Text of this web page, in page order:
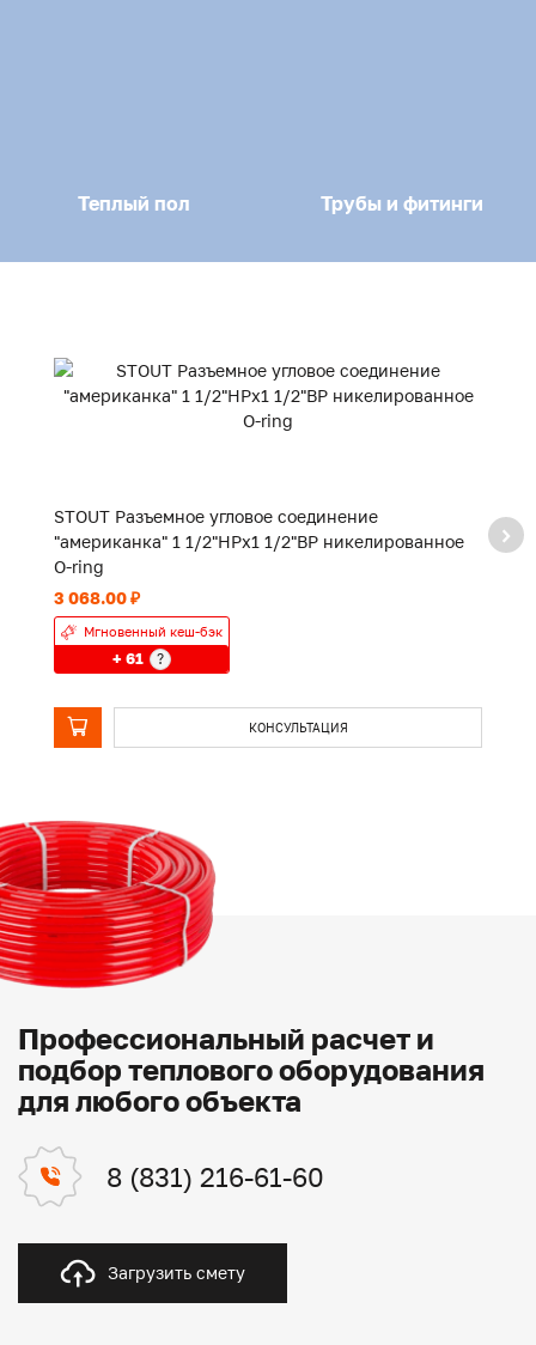
Теплый пол Трубы и фитинги
STOUT Разъемное угловое соединение
"американка" 1 1/2"НРx1 1/2"ВР никелированное
O-ring
3 068.00 ₽
Мгновенный кеш-бэк
+ 61 ?
КОНСУЛЬТАЦИЯ
Профессиональный расчет и
подбор теплового оборудования
для любого объекта
8 (831) 216-61-60
Загрузить смету